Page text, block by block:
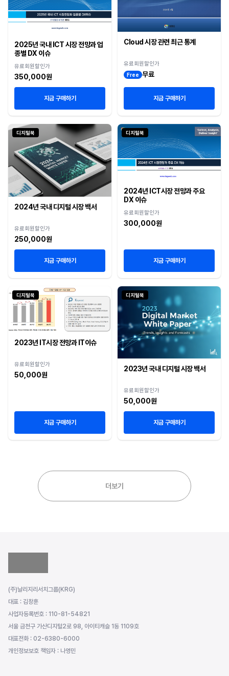
2025년 국내 ICT 시장 전망과 업
종별 DX 이슈
유료회원할인가
350,000원
지금 구매하기
Cloud 시장 관련 최근 통계
유료회원할인가
Free 무료
지금 구매하기
디지털북
2024년 국내 디지털 시장 백서
유료회원할인가
250,000원
지금 구매하기
디지털북
2024년 ICT시장 전망과 주요
DX 이슈
유료회원할인가
300,000원
지금 구매하기
디지털북
2023년 IT시장 전망과 IT이슈
유료회원할인가
50,000원
지금 구매하기
디지털북
2023년 국내 디지털 시장 백서
유료회원할인가
50,000원
지금 구매하기
더보기
(주)날리지리서치그룹(KRG)
대표 : 김창훈
사업자등록번호 : 110-81-54821
서울 금천구 가산디지털2로 98, 아이티캐슬 1동 1109호
대표전화 : 02-6380-6000
개인정보보호 책임자 : 나영민